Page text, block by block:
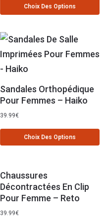
Choix Des Options
Sandales Orthopédique
Pour Femmes – Haiko
39.99€
Choix Des Options
Chaussures
Décontractées En Clip
Pour Femme – Reto
39.99€